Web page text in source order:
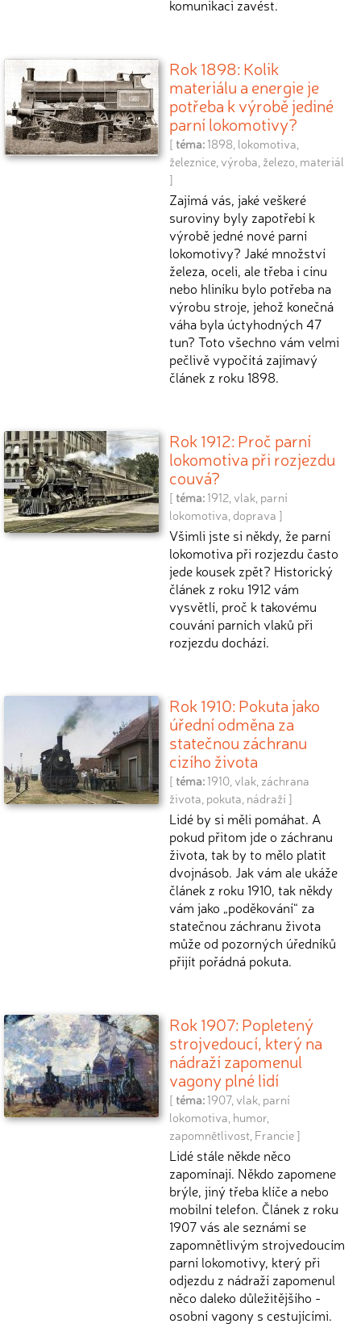
komunikaci zavést.
Rok 1898: Kolik
materiálu a energie je
potřeba k výrobě jediné
parní lokomotivy?
[ téma: 1898 lokomotiva
železnice výroba železo materiál
]
Zajímá vás, jaké veškeré
suroviny byly zapotřebí k
výrobě jedné nové parní
lokomotivy? Jaké množství
železa, oceli, ale třeba i cínu
nebo hliníku bylo potřeba na
výrobu stroje, jehož konečná
váha byla úctyhodných 47
tun? Toto všechno vám velmi
pečlivě vypočítá zajímavý
článek z roku 1898.
Rok 1912: Proč parní
lokomotiva při rozjezdu
couvá?
[ téma: 1912 vlak parní
lokomotiva doprava ]
Všimli jste si někdy, že parní
lokomotiva při rozjezdu často
jede kousek zpět? Historický
článek z roku 1912 vám
vysvětlí, proč k takovému
couvání parních vlaků při
rozjezdu dochází.
Rok 1910: Pokuta jako
úřední odměna za
statečnou záchranu
cizího života
[ téma: 1910 vlak záchrana
života pokuta nádraží ]
Lidé by si měli pomáhat. A
pokud přitom jde o záchranu
života, tak by to mělo platit
dvojnásob. Jak vám ale ukáže
článek z roku 1910, tak někdy
vám jako „poděkování“ za
statečnou záchranu života
může od pozorných úředníků
přijít pořádná pokuta.
Rok 1907: Popletený
strojvedoucí, který na
nádraží zapomenul
vagony plné lidí
[ téma: 1907, vlak parní
lokomotiva humor
zapomnětlivost Francie ]
Lidé stále někde něco
zapomínají. Někdo zapomene
brýle, jiný třeba klíče a nebo
mobilní telefon. Článek z roku
1907 vás ale seznámí se
zapomnětlivým strojvedoucím
parní lokomotivy, který při
odjezdu z nádraží zapomenul
něco daleko důležitějšího -
osobní vagony s cestujícími.